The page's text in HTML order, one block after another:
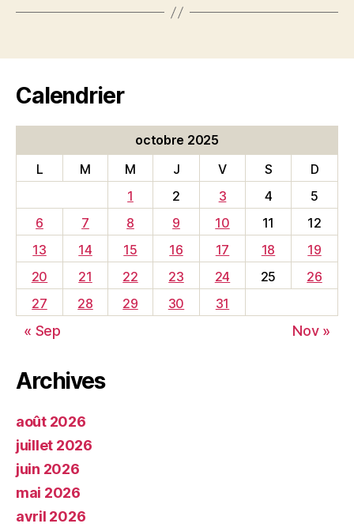
Calendrier
octobre 2025
L
M M J V S
D
1
2 3 4
5
6
7 8 9 10 11
12
13
14 15 16 17 18
19
20
21 22 23 24 25
26
27
28 29 30 31
« Sep Nov »
Archives
août 2026
juillet 2026
juin 2026
mai 2026
avril 2026